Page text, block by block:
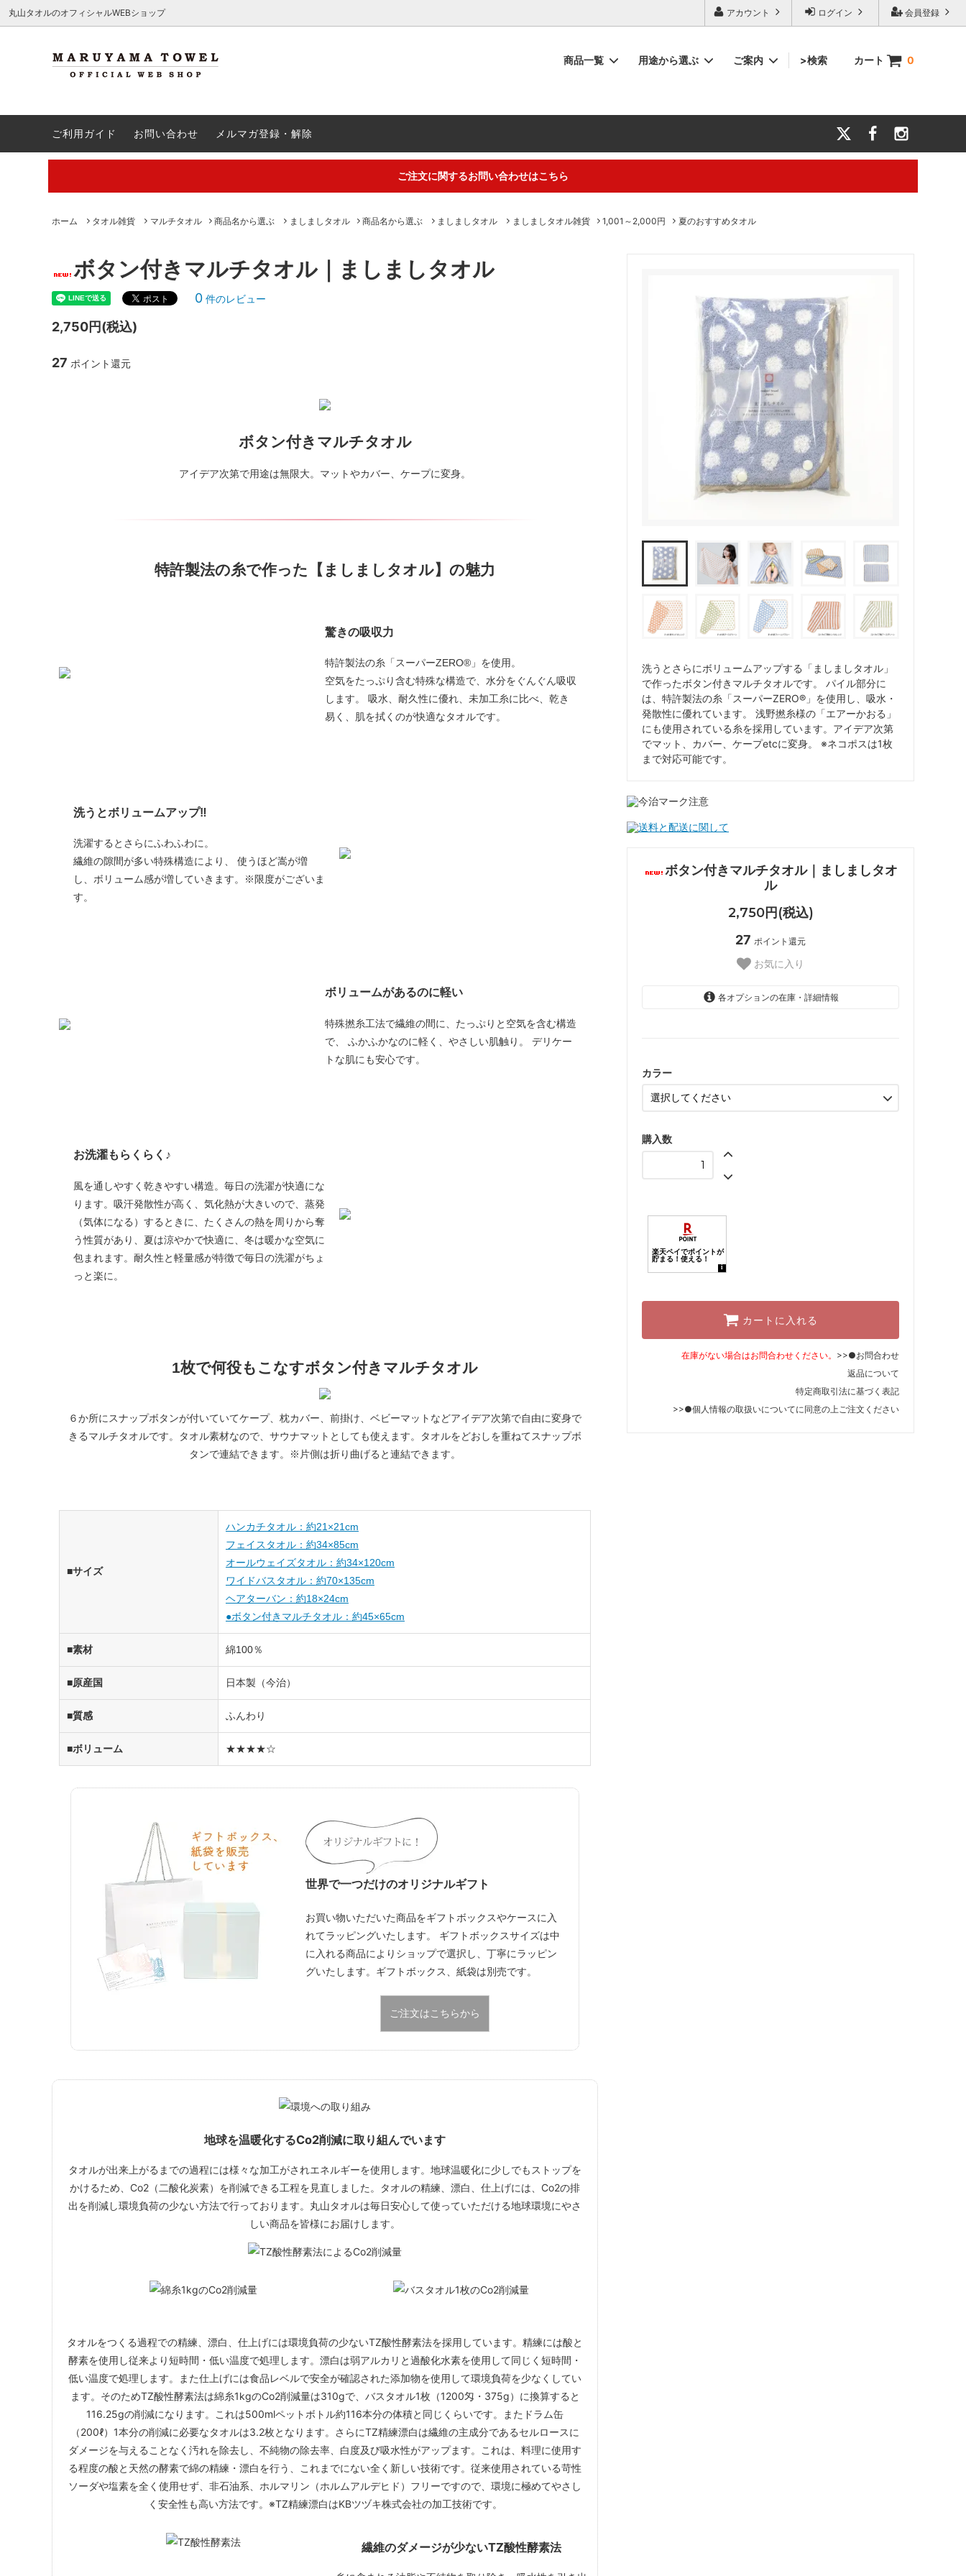
会員登録
ログイン
アカウント
丸山タオルのオフィシャルWEBショップ
カート 0
>検索
商品一覧
バスタオル バスローブ
用途から選ぶ
出産祝い 新築祝い
廃番予定 夏ギフト・お中元・暑中見舞いタオル
ご案内
会員登録方法・ポイント制度 レビュー投稿キャンペーン
い
【キャリアメールについて】
【通勤におすすめ】夏の汗だく対策タオ
ご利用ガイド お問い合わせ メルマガ登録・解除
ご注文に関するお問い合わせはこちら
丸山タオルオフィシャルウェブショップにて販売している商品に関するご不明な点は（＞お問い合わせフォーム ）にてご連絡お願いします。※電話対応は行っておりません。
ホーム タオル雑貨 マルチタオル 商品名から選ぶ ましましタオル 商品名から選ぶ ましましタオル ましましタオル雑貨 1,001～2,000円 夏のおすすめタオル
洗うとさらにボリュームアップする「ましましタオル」
で作ったボタン付きマルチタオルです。 パイル部分に
は、特許製法の糸「スーパーZERO®︎」を使用し、吸水・
発散性に優れています。 浅野撚糸様の「エアーかおる」
にも使用されている糸を採用しています。アイデア次第
でマット、カバー、ケープetcに変身。 ※ネコポスは1枚
まで対応可能です。
ボタン付きマルチタオル｜ましましタオ
ル
2,750円(税込)
27 ポイント還元
お気に入り
各オプションの在庫・詳細情報
ストライプ柄サンドオレンジ
カラー
購入数
カートに入れる
在庫がない場合はお問合わせください。 >>●お問合わせ
返品について
特定商取引法に基づく表記
>>●個人情報の取扱いについてに同意の上ご注文ください
ボタン付きマルチタオル｜ましましタオル
0 件のレビュー
2,750円(税込)
27 ポイント還元
ボタン付きマルチタオル
アイデア次第で用途は無限大。マットやカバー、ケープに変身。
特許製法の糸で作った【ましましタオル】の魅力
驚きの吸収力
特許製法の糸「スーパーZERO®」を使用。
空気をたっぷり含む特殊な構造で、水分をぐんぐん吸収
します。 吸水、耐久性に優れ、未加工糸に比べ、乾き
易く、肌を拭くのが快適なタオルです。
洗うとボリュームアップ‼
洗濯するとさらにふわふわに。
繊維の隙間が多い特殊構造により、 使うほど嵩が増
し、ボリューム感が増していきます。※限度がございま
す。
ボリュームがあるのに軽い
特殊撚糸工法で繊維の間に、たっぷりと空気を含む構造
で、 ふかふかなのに軽く、やさしい肌触り。 デリケー
トな肌にも安心です。
お洗濯もらくらく♪
風を通しやすく乾きやすい構造。毎日の洗濯が快適にな
ります。吸汗発散性が高く、気化熱が大きいので、蒸発
（気体になる）するときに、たくさんの熱を周りから奪
う性質があり、夏は涼やかで快適に、冬は暖かな空気に
包まれます。耐久性と軽量感が特徴で毎日の洗濯がちょ
っと楽に。
1枚で何役もこなすボタン付きマルチタオル
６か所にスナップボタンが付いていてケープ、枕カバー、前掛け、ベビーマットなどアイデア次第で自由に変身で
きるマルチタオルです。タオル素材なので、サウナマットとしても使えます。タオルをどおしを重ねてスナップボ
タンで連結できます。※片側は折り曲げると連結できます。
■サイズ
ハンカチタオル：約21×21cm
フェイスタオル：約34×85cm
オールウェイズタオル：約34×120cm
ワイドバスタオル：約70×135cm
ヘアターバン：約18×24cm
●ボタン付きマルチタオル：約45×65cm
■素材 綿100％
■原産国 日本製（今治）
■質感 ふんわり
■ボリューム ★★★★☆
世界で一つだけのオリジナルギフト
お買い物いただいた商品をギフトボックスやケースに入
れてラッピングいたします。 ギフトボックスサイズは中
に入れる商品によりショップで選択し、丁寧にラッピン
グいたします。ギフトボックス、紙袋は別売です。
ご注文はこちらから
地球を温暖化するCo2削減に取り組んでいます
タオルが出来上がるまでの過程には様々な加工がされエネルギーを使用します。地球温暖化に少しでもストップを
かけるため、Co2（二酸化炭素）を削減できる工程を見直しました。タオルの精練、漂白、仕上げには、Co2の排
出を削減し環境負荷の少ない方法で行っております。丸山タオルは毎日安心して使っていただける地球環境にやさ
しい商品を皆様にお届けします。
タオルをつくる過程での精練、漂白、仕上げには環境負荷の少ないTZ酸性酵素法を採用しています。精練には酸と
酵素を使用し従来より短時間・低い温度で処理します。漂白は弱アルカリと過酸化水素を使用して同じく短時間・
低い温度で処理します。また仕上げには食品レベルで安全が確認された添加物を使用して環境負荷を少なくしてい
ます。そのためTZ酸性酵素法は綿糸1kgのCo2削減量は310gで、バスタオル1枚（1200匁・375g）に換算すると
116.25gの削減になります。これは500mlペットボトル約116本分の体積と同じくらいです。またドラム缶
（200ℓ）1本分の削減に必要なタオルは3.2枚となります。さらにTZ精練漂白は繊維の主成分であるセルロースに
ダメージを与えることなく汚れを除去し、不純物の除去率、白度及び吸水性がアップます。これは、料理に使用す
る程度の酸と天然の酵素で綿の精練・漂白を行う、これまでにない全く新しい技術です。従来使用されている苛性
ソーダや塩素を全く使用せず、非石油系、ホルマリン（ホルムアルデヒド）フリーですので、環境に極めてやさし
く安全性も高い方法です。※TZ精練漂白はKBツヅキ株式会社の加工技術です。
繊維のダメージが少ないTZ酸性酵素法